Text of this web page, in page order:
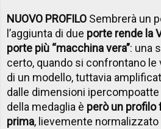
NUOVO PROFILO Sembrerà un
l’aggiunta di due porte rende la
porte più “macchina vera”: una
certo, quando si confrontano le
di un modello, tuttavia
dalle dimensioni
della medaglia è però un profilo
prima, lievemente normalizzato